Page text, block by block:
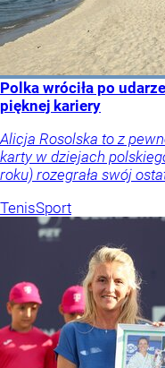
Polka wróciła po
pięknej kariery
Alicja Rosolska to z
karty w dziejach
roku) rozegrała swój
TenisSport